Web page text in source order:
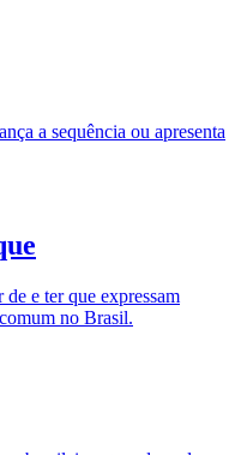
a sequência ou apresenta
e ter que expressam
no Brasil.